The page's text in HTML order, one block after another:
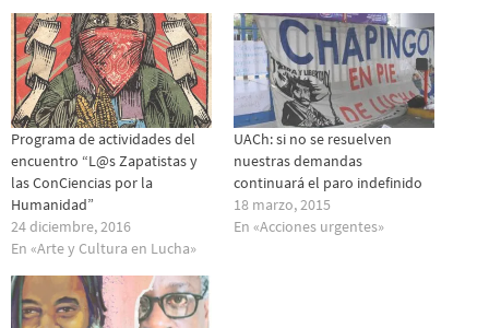
Programa de actividades del
encuentro “L@s Zapatistas y
las ConCiencias por la
Humanidad”
24 diciembre, 2016
En «Arte y Cultura en Lucha»
UACh: si no se resuelven
nuestras demandas
continuará el paro indefinido
18 marzo, 2015
En «Acciones urgentes»